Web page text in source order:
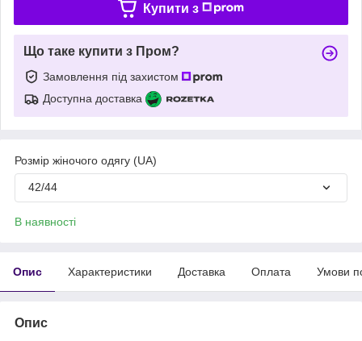
Купити з
Що таке купити з Пром?
Замовлення під захистом
Доступна доставка
Розмір жіночого одягу (UA)
42/44
В наявності
Опис Характеристики Доставка Оплата Умови
Опис